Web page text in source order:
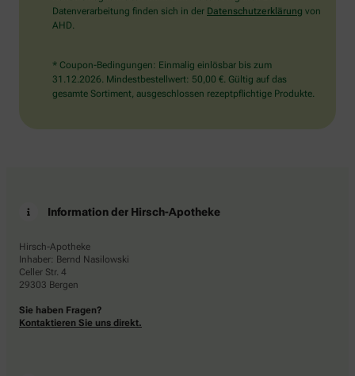
Datenverarbeitung finden sich in der Datenschutzerklärung von
AHD.
* Coupon-Bedingungen: Einmalig einlösbar bis zum
31.12.2026. Mindestbestellwert: 50,00 €. Gültig auf das
gesamte Sortiment, ausgeschlossen rezeptpflichtige Produkte.
Information der Hirsch-Apotheke
Hirsch-Apotheke
Inhaber: Bernd Nasilowski
Celler Str. 4
29303 Bergen
Sie haben Fragen?
Kontaktieren Sie uns direkt.